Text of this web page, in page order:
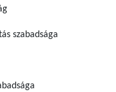
szabadsága